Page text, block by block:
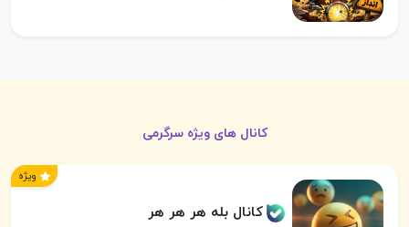
کانال های ویژه سرگرمی
ویژه
کانال بله هر هر هر